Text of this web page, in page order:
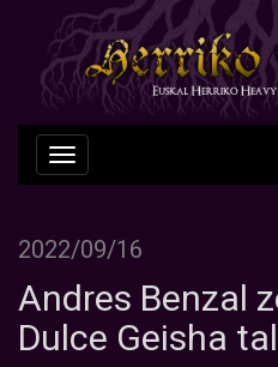
Nabegazioa
ireki
2022/09/16
Andres Benzal
Dulce Geisha